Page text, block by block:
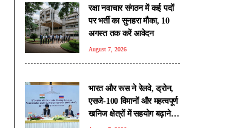
रक्षा नवाचार संगठन में कई पदों
पर भर्ती का सुनहरा मौका, 10
अगस्त तक करें आवेदन
August 7, 2026
भारत और रूस ने रेलवे, ड्रोन,
एसजे-100 विमानों और महत्वपूर्ण
खनिज क्षेत्रों में सहयोग बढ़ाने